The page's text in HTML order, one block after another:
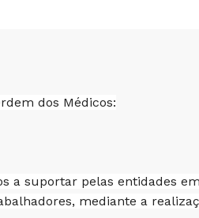
dos Médicos:
a suportar pelas entidades
mediante a